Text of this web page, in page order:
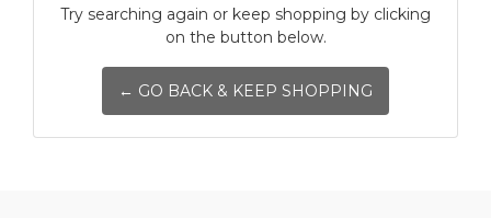
Try searching again or keep shopping by clicking
on the button below.
← GO BACK & KEEP SHOPPING